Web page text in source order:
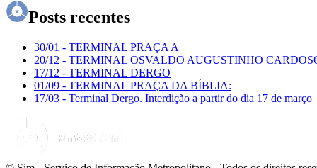
Posts recentes
30/01 - TERMINAL PRAÇA A
20/12 - TERMINAL OSVALDO AUGUSTINHO
17/12 - TERMINAL DERGO
01/09 - TERMINAL PRAÇA DA BÍBLIA:
17/03 - Terminal Dergo. Interdição a partir do dia 17 de março